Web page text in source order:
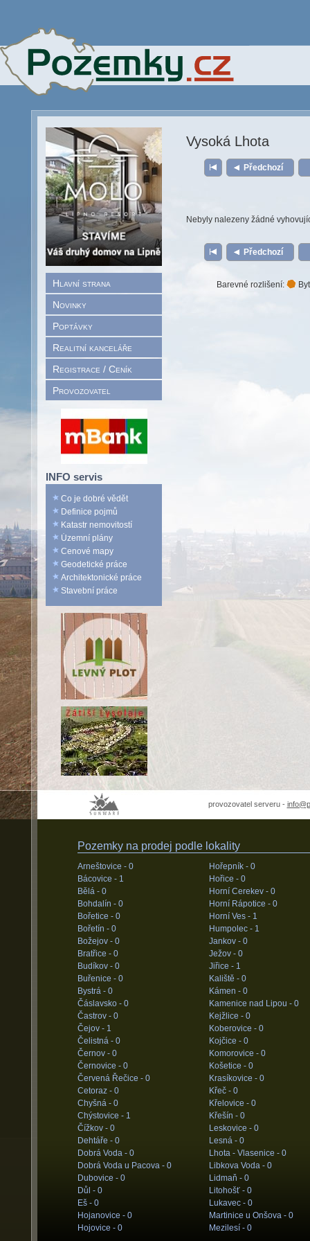
Hlavní strana
Novinky
Poptávky
Realitní kanceláře
Registrace / Ceník
Provozovatel
INFO servis
Co je dobré vědět
Definice pojmů
Katastr nemovitostí
Územní plány
Cenové mapy
Geodetické práce
Architektonické práce
Stavební práce
Vysoká Lhota
Předchozí
Nebyly nalezeny žádné
Předchozí
Barevné rozlišení:
provozovatel serveru -
Pozemky na prodej podle lokality
Arneštovice - 0
Bácovice - 1
Bělá - 0
Bohdalín - 0
Bořetice - 0
Bořetín - 0
Božejov - 0
Bratřice - 0
Budíkov - 0
Buřenice - 0
Bystrá - 0
Čáslavsko - 0
Častrov - 0
Čejov - 1
Čelistná - 0
Černov - 0
Černovice - 0
Červená Řečice - 0
Cetoraz - 0
Chyšná - 0
Chýstovice - 1
Čížkov - 0
Dehtáře - 0
Dobrá Voda - 0
Dobrá Voda u Pacova - 0
Dubovice - 0
Důl - 0
Eš - 0
Hojanovice - 0
Hojovice - 0
Hořepník - 0
Hořice - 0
Horní Cerekev - 0
Horní Rápotice - 0
Horní Ves - 1
Humpolec - 1
Jankov - 0
Ježov - 0
Jiřice - 1
Kaliště - 0
Kámen - 0
Kamenice nad Lipou - 0
Kejžlice - 0
Koberovice - 0
Kojčice - 0
Komorovice - 0
Košetice - 0
Krasíkovice - 0
Křeč - 0
Křelovice - 0
Křešín - 0
Leskovice - 0
Lesná - 0
Lhota - Vlasenice - 0
Libkova Voda - 0
Lidmaň - 0
Litohošť - 0
Lukavec - 0
Martinice u Onšova - 0
Mezilesí - 0